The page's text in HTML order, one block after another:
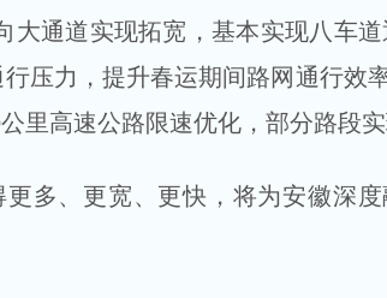
大通道实现拓宽，基本实现八车道
行压力，提升春运期间路网通行效
里高速公路限速优化，部分路段实
、更宽、更快，将为安徽深度